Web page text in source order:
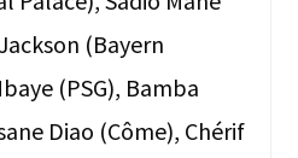
(Bayern
(PSG), Bamba
Diao (Côme), Chérif